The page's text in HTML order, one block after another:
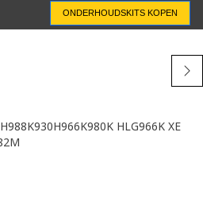
ONDERHOUDSKITS KOPEN
988K930H966K980K HLG966K XE